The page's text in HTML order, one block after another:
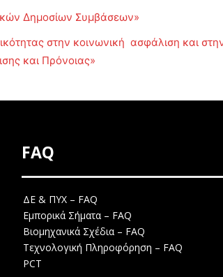
Δημοσίων Συμβάσεων»
στην κοινωνική ασφάλιση και
και Πρόνοιας»
FAQ
ΔΕ & ΠΥΧ – FAQ
Εμπορικά Σήματα – FAQ
Βιομηχανικά Σχέδια – FAQ
Τεχνολογική Πληροφόρηση – FAQ
PCT